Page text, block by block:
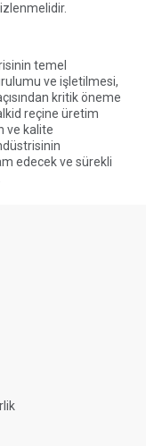
temel
ve işletilmesi,
kritik öneme
reçine üretim
ve kalite
edecek ve sürekli